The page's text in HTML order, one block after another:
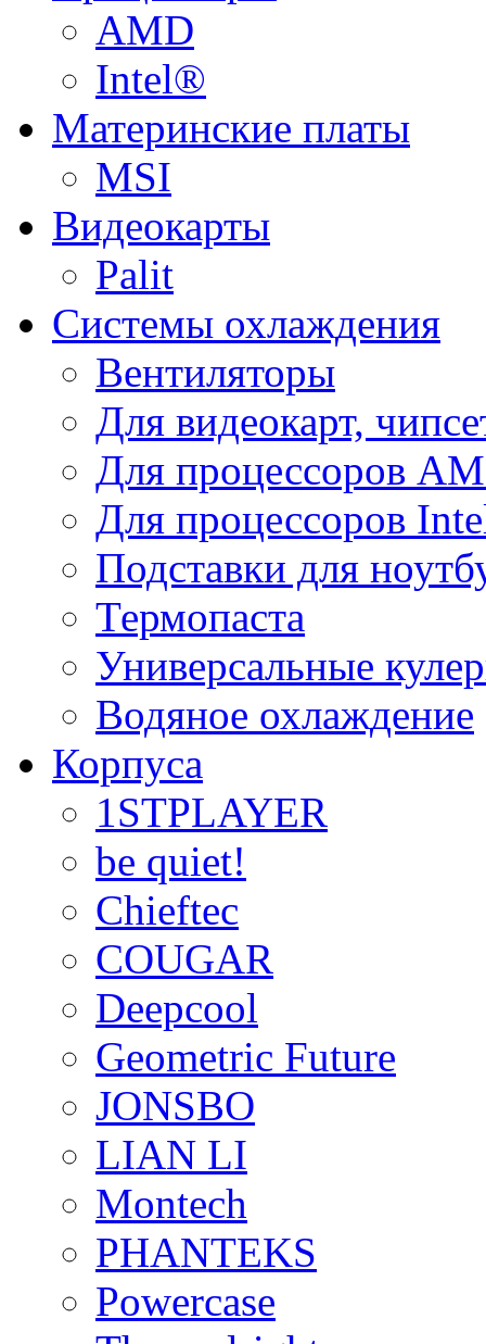
AMD
Intel®
Материнские платы
MSI
Видеокарты
Palit
Системы охлаждения
Вентиляторы
Для видеокарт,
Для процессоров
Для процессоров
Подставки для
Термопаста
Универсальные
Водяное охлаждение
Корпуса
1STPLAYER
be quiet!
Chieftec
COUGAR
Deepcool
Geometric Future
JONSBO
LIAN LI
Montech
PHANTEKS
Powercase